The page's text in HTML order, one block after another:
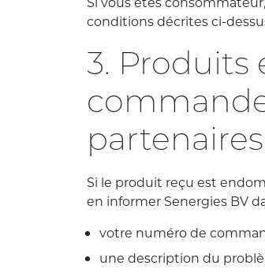
conditions décrites ci-
3.
partenaires
Si le produit reçu est
en informer Senergies BV
votre numéro de
une description du